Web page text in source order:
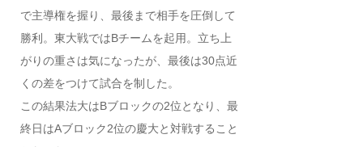
で主導権を握り、最後まで相手を圧倒して
勝利。東大戦ではBチームを起用。立ち上
がりの重さは気になったが、最後は30点近
くの差をつけて試合を制した。
この結果法大はBブロックの2位となり、最
終日はAブロック2位の慶大と対戦すること